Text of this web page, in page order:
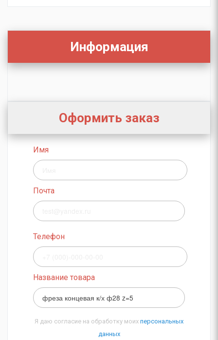
Информация
Оформить заказ
Имя
Почта
Телефон
Название товара
Я даю согласие на обработку моих персональных
данных